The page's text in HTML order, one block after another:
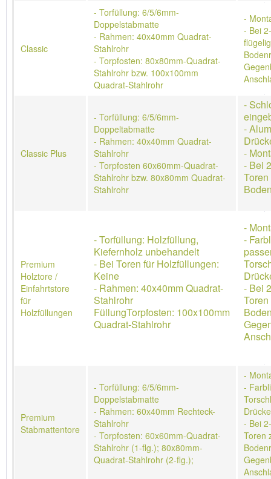
Classic
- Torfüllung: 6/5/6mm-
Doppelstabmatte
- Rahmen: 40x40mm Quadrat-
Stahlrohr
- Torpfosten: 80x80mm-Quadrat-
Stahlrohr bzw. 100x100mm
Quadrat-Stahlrohr
-
- Bei
Classic Plus
- Torfüllung: 6/5/6mm-
Doppeltabmatte
- Rahmen: 40x40mm Quadrat-
Stahlrohr
- Torpfosten 60x60mm-Quadrat-
Stahlrohr bzw. 80x80mm Quadrat-
Stahlrohr
-
-
-
- Bei
Premium
Holztore /
Einfahrtstore
für
Holzfüllungen
- Torfüllung: Holzfüllung,
Kiefernholz unbehandelt
- Bei Toren für Holzfüllungen:
Keine
- Rahmen: 40x40mm Quadrat-
Stahlrohr
FüllungTorpfosten: 100x100mm
Quadrat-Stahlrohr
-
-
- Bei
Premium
Stabmattentore
- Torfüllung: 6/5/6mm-
Doppelstabmatte
- Rahmen: 60x40mm Rechteck-
Stahlrohr
- Torpfosten: 60x60mm-Quadrat-
Stahlrohr (1-flg.); 80x80mm-
Quadrat-Stahlrohr (2-flg.);
-
-
- Bei
Toren